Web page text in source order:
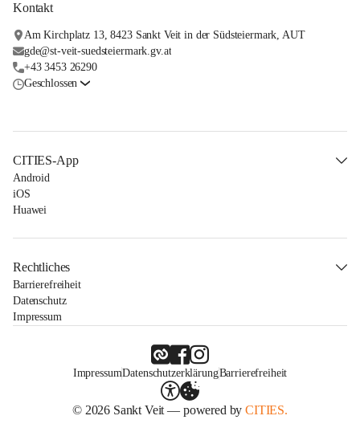
Kontakt
Am Kirchplatz 13, 8423 Sankt Veit in der Südsteiermark, AUT
gde@st-veit-suedsteiermark.gv.at
+43 3453 26290
Geschlossen
CITIES-App
Android
iOS
Huawei
Rechtliches
Barrierefreiheit
Datenschutz
Impressum
ImpressumDatenschutzerklärungBarrierefreiheit
© 2026 Sankt Veit — powered byCITIES.